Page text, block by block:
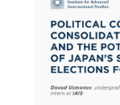
архитектуры
формату